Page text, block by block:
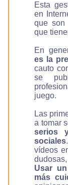
Esta
en
que son
que
En
es la
cauto
se
juego.
Las
a tomar
serios
sociales
vídeos
Usar
más